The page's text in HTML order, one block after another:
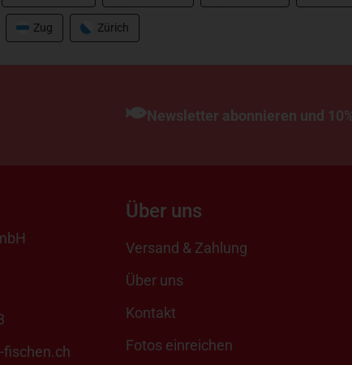
Zug Zürich
Newsletter abonnieren und
fischen.ch
Über uns
Versand & Zahlung
Über uns
Kontakt
Fotos einreichen